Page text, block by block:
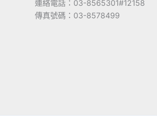
連絡電話：03-8565301#12158
傳真號碼：03-8578499